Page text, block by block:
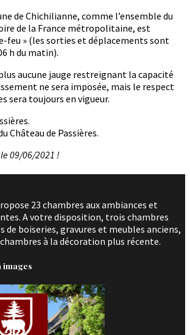
de Chichilianne, comme l’ensemble du
de la France métropolitaine, est
feu » (les sorties et déplacements sont
h du matin).
aucune jauge restreignant la capacité
ne sera imposée, mais le respect
sera toujours en vigueur.
Château de Passières.
09/06/2021 !
23 chambres aux ambiances et
A votre disposition, trois chambres
de boiseries, gravures et meubles anciens,
à la décoration plus récente.
images